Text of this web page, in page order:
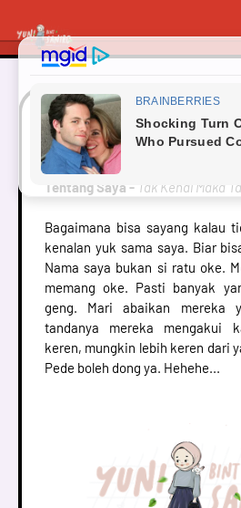
Tentang Saya
Tentang Saya - Tak Kenal Maka
Bagaimana bisa sayang kalau
kenalan yuk sama saya. Biar
Nama saya bukan si ratu oke.
memang oke. Pasti banyak
geng. Mari abaikan mereka
tandanya mereka mengakui
keren, mungkin lebih keren dari
Pede boleh dong ya. Hehehe...